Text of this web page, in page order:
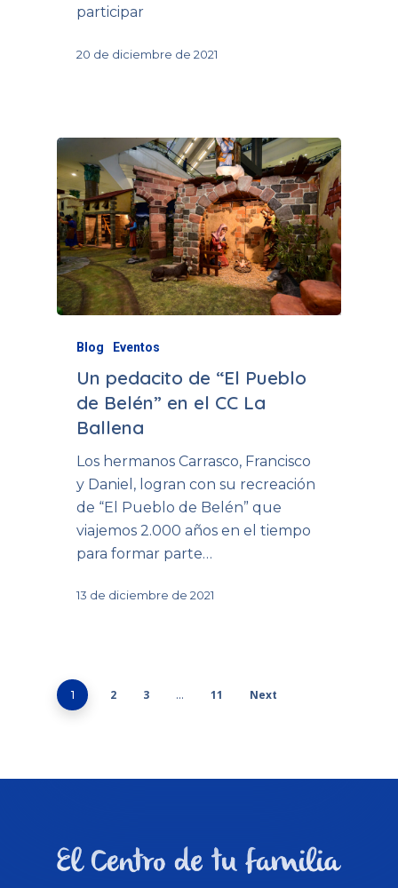
participar
20 de diciembre de 2021
Blog Eventos
Un pedacito de “El Pueblo
de Belén” en el CC La
Ballena
Los hermanos Carrasco, Francisco
y Daniel, logran con su recreación
de “El Pueblo de Belén” que
viajemos 2.000 años en el tiempo
para formar parte…
13 de diciembre de 2021
1 2 3 … 11 Next